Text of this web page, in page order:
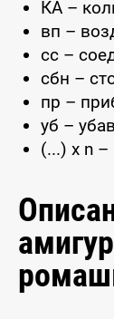
КА –
вп –
сс –
сбн –
пр –
уб –
(...) x n –